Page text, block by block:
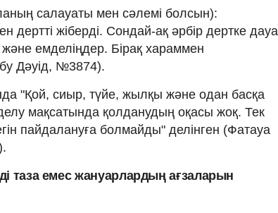
салауаты мен сәлемі болсын):
дертті жіберді. Сондай-ақ әрбір дертке дауа
емделіңдер. Бірақ хараммен
Дәуід, №3874).
"Қой, сиыр, түйе, жылқы және одан басқа
мақсатында қолданудың оқасы жоқ. Тек
пайдалануға болмайды" делінген (Фатауа
таза емес жануарлардың ағзаларын